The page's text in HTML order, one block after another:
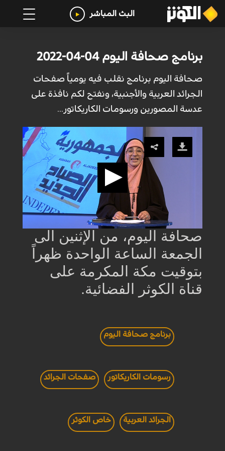
البث المباشر
برنامج صحافة اليوم 04-04-2022
صحافة اليوم برنامج نقلب فيه يومياً صفحات
الجرائد العربية والأجنبية، ونفتح لكم نافذة على
عدسة المصورين ورسومات الكاريكاتور...
صحافة اليوم، من الإثنين الى
الجمعة الساعة الواحدة ظهراً
بتوقيت مكة المكرمة على
قناة الكوثر الفضائية.
برنامج صحافة اليوم
رسومات الكاريكاتور صفحات الجرائد
الجرائد العربية خاص الكوثر